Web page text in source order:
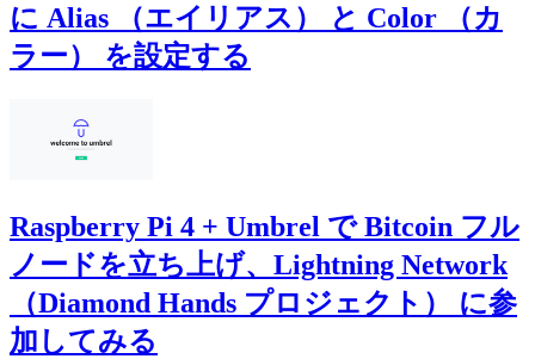
に Alias （エイリアス） と Color （カ
ラー） を設定する
Raspberry Pi 4 + Umbrel で Bitcoin フル
ノードを立ち上げ、Lightning Network
（Diamond Hands プロジェクト） に参
加してみる